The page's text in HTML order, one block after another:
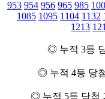
953 954 956 965 985
1085 1095 1104 1132
1213
◎ 누적 3등
◎ 누적 4등 당
◎ 누적 5등 당첨